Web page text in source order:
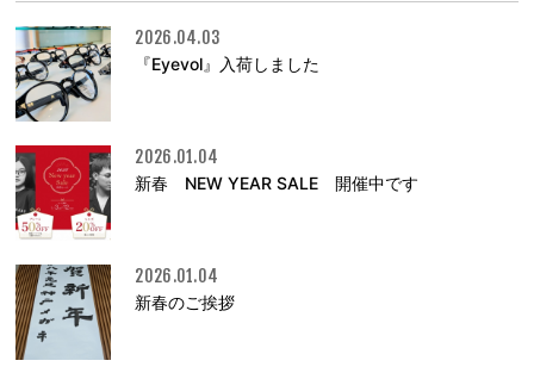
2026.04.03
『Eyevol』入荷しました
2026.01.04
新春 NEW YEAR SALE 開催中です
2026.01.04
新春のご挨拶